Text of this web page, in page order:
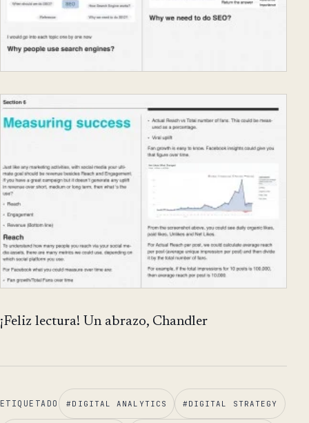
¡Feliz lectura! Un abrazo, Chandler
ETIQUETADO #DIGITAL ANALYTICS #DIGITAL STRATEGY